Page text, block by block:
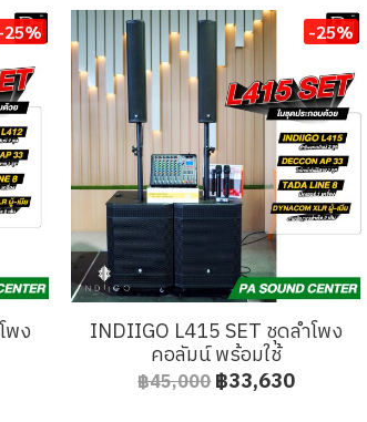
25%
พง
-25%
INDIIGO L415 SET ชุดลำโพง
คอลัมน์ พร้อมใช้
฿45,000฿33,630